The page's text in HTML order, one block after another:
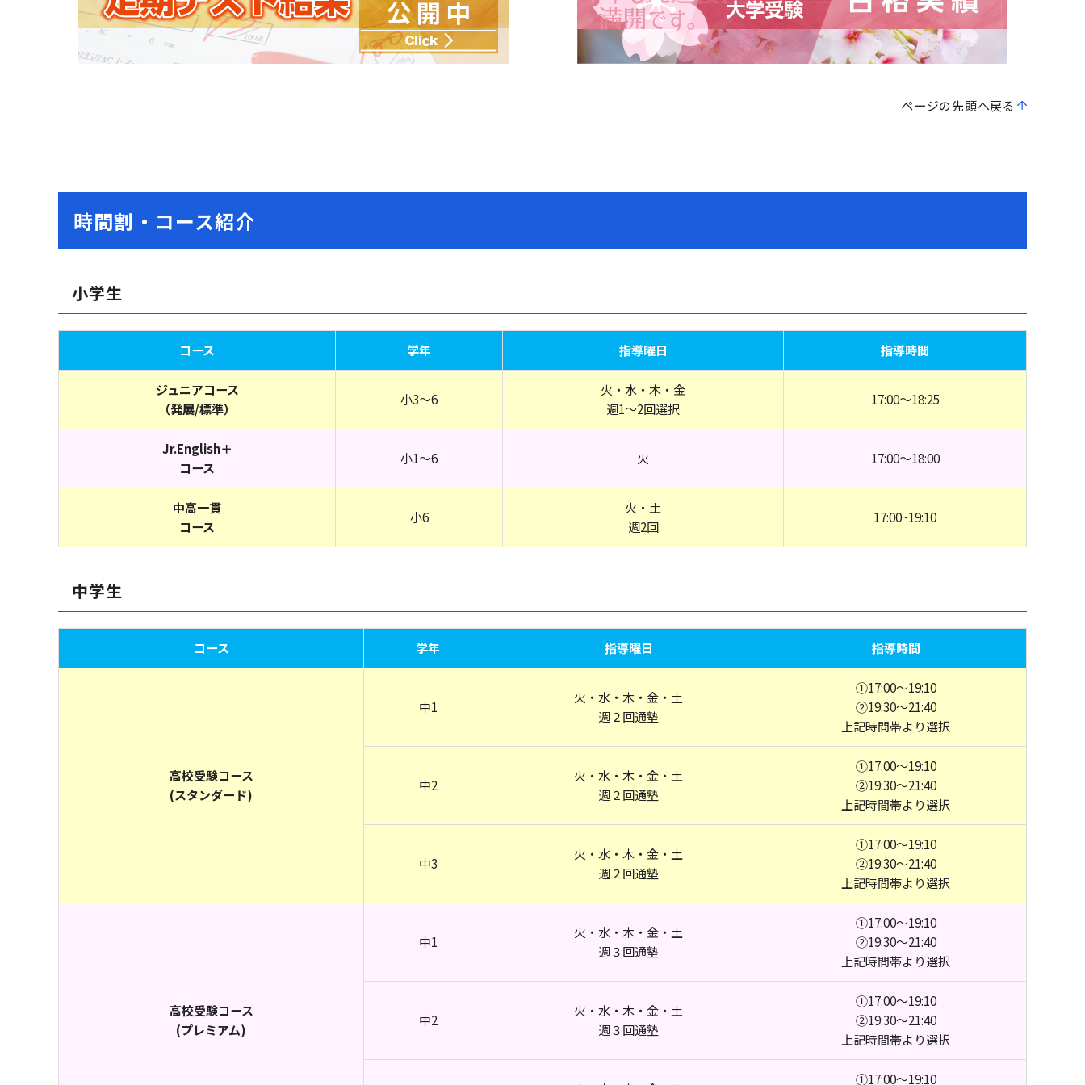
ページの先頭へ戻る
時間割・コース紹介
小学生
コース 学年 指導曜日 指導時間
ジュニアコース
（発展/標準）
小3～6
火・水・木・金
週1～2回選択
17:00～18:25
Jr.English＋
コース
小1～6 火 17:00～18:00
中高一貫
コース
小6
火・土
週2回
17:00~19:10
中学生
コース 学年 指導曜日 指導時間
高校受験コース
(スタンダード)
中1
火・水・木・金・土
週２回通塾
①17:00～19:10
②19:30～21:40
上記時間帯より選択
中2
火・水・木・金・土
週２回通塾
①17:00～19:10
②19:30～21:40
上記時間帯より選択
中3
火・水・木・金・土
週２回通塾
①17:00～19:10
②19:30～21:40
上記時間帯より選択
高校受験コース
(プレミアム)
中1
火・水・木・金・土
週３回通塾
①17:00～19:10
②19:30～21:40
上記時間帯より選択
中2
火・水・木・金・土
週３回通塾
①17:00～19:10
②19:30～21:40
上記時間帯より選択
①17:00～19:10